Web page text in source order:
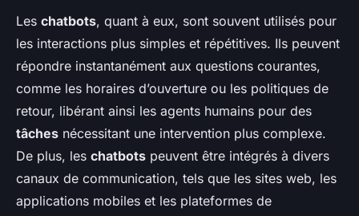
Les chatbots, quant à eux, sont souvent utilisés pour
les interactions plus simples et répétitives. Ils peuvent
répondre instantanément aux questions courantes,
comme les horaires d’ouverture ou les politiques de
retour, libérant ainsi les agents humains pour des
tâches nécessitant une intervention plus complexe.
De plus, les chatbots peuvent être intégrés à divers
canaux de communication, tels que les sites web, les
applications mobiles et les plateformes de